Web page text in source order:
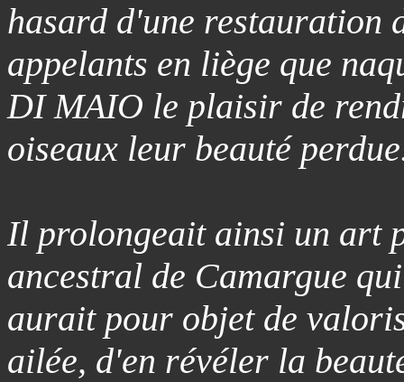
hasard d'une restauration
appelants en liège que
DI MAIO le plaisir de
oiseaux leur beauté
Il prolongeait ainsi un art
ancestral de Camargue
aurait pour objet de
ailée, d'en révéler la